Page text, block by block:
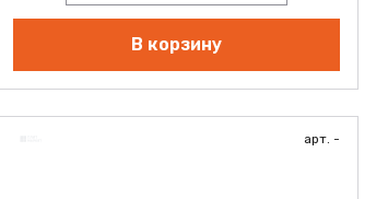
В корзину
арт. -